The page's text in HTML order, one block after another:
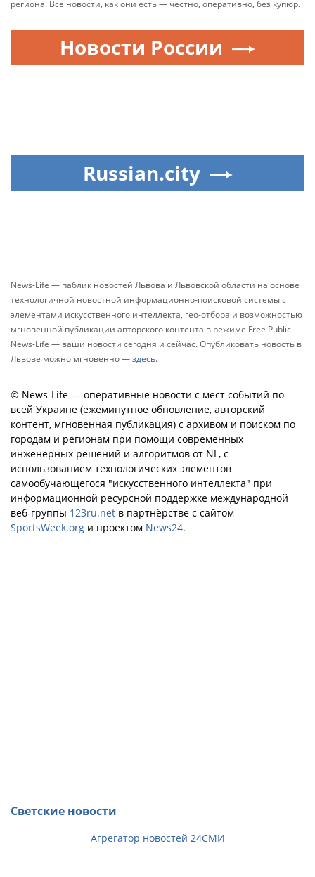
региона. Все новости, как они есть — честно, оперативно, без купюр.
Новости России
Russian.city
News-Life — паблик новостей Львова и Львовской области на основе
технологичной новостной информационно-поисковой системы с
элементами искусственного интеллекта, гео-отбора и возможностью
мгновенной публикации авторского контента в режиме Free Public.
News-Life — ваши новости сегодня и сейчас. Опубликовать новость в
Львове можно мгновенно —здесь.
© News-Life — оперативные новости с мест событий по
всей Украине (ежеминутное обновление, авторский
контент, мгновенная публикация) с архивом и поиском по
городам и регионам при помощи современных
инженерных решений и алгоритмов от NL, с
использованием технологических элементов
самообучающегося "искусственного интеллекта" при
информационной ресурсной поддержке международной
веб-группы 123ru.net в партнёрстве с сайтом
SportsWeek.org и проектом News24.
Светские новости
Агрегатор новостей 24СМИ